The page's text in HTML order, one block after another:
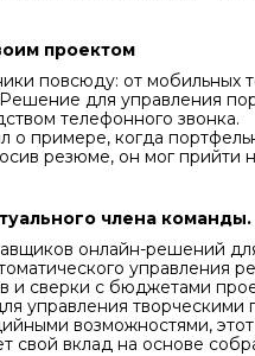
проектом
повсюду: от мобильных
для управления
телефонного звонка.
о примере, когда
резюме, он мог
члена команды.
онлайн-решений
управления
и сверки с бюджетами
управления творческими
возможностями,
свой вклад на основе